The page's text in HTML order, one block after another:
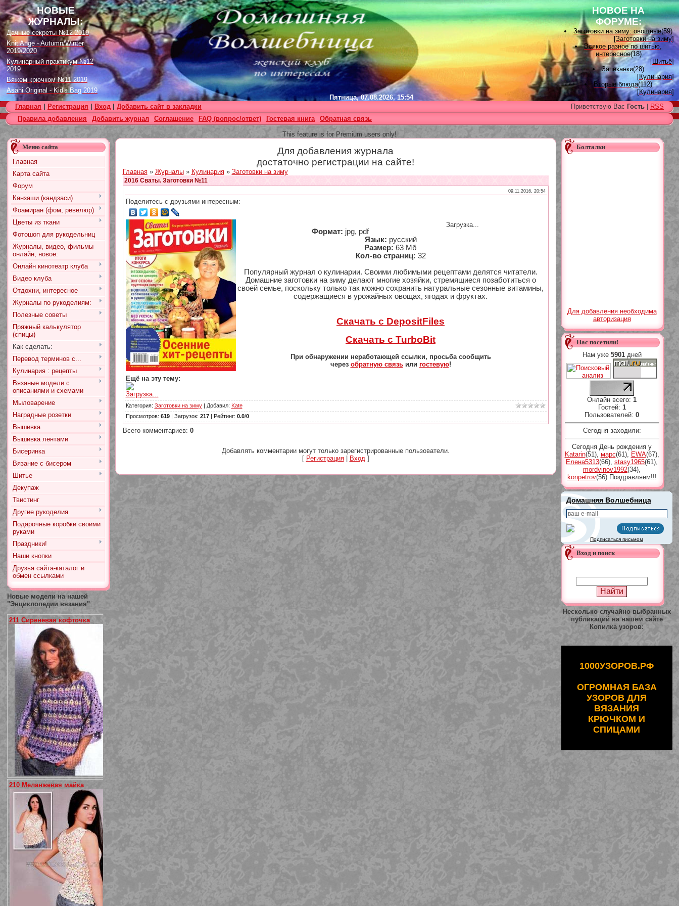
НОВЫЕ
ЖУРНАЛЫ:
Дачные секреты №12 2019
Knit Ange - Autumn/Winter
2019/2020
Кулинарный практикум №12
2019
Вяжем крючком №11 2019
Asahi Original - Kid's Bag 2019
Цветок. Спецвыпуск №4 2019
Designs in Machine Embroidery
№116 2019
Burda Örgü dergisi №2 2019
Loopy Mango Knitting: 34
Fashionable Pieces You Can
Make in a Day
Craft Stamper - January 2020
Пятница, 07.08.2026, 15:54
НОВОЕ НА
ФОРУМЕ:
Заготовки на зиму: овощные(59)
[Заготовки на зиму]
Всякое разное по шитью,
интересное(18)
[Шитьё]
Запеканки(28)
[Кулинария]
Вторые блюда(112)
[Кулинария]
Вышивка лентами(15)
[Вышивка лентами ]
Наградные розетки для
домашних питомцев, МК и
[Наградные розетки из атласной
ленты
Вяжем для детей(96)
Главная Регистрация Вход Добавить сайт в закладки Приветствую Вас Гость
RSS
Правила добавления
Добавить журнал Соглашение FAQ (вопрос/ответ) Гостевая книга Обратная связь
This feature is for Premium users only!
Меню сайта
Главная
Карта сайта
Форум
Канзаши (кандзаси)
Фоамиран (фом, ревелюр)
Цветы из ткани
Фотошоп для рукодельниц
Журналы, видео, фильмы
онлайн, новое:
Онлайн кинотеатр клуба
Видео клуба
Отдохни, интересное
Журналы по рукоделиям:
Полезные советы
Пряжный калькулятор
(спицы)
Как сделать:
Перевод терминов с...
Кулинария : рецепты
Вязаные модели с
описаниями и схемами
Мыловарение
Наградные розетки
Вышивка
Вышивка лентами
Бисеринка
Вязание с бисером
Шитье
Декупаж
Твистинг
Другие рукоделия
Подарочные коробки своими
руками
Праздники!
Наши кнопки
Друзья сайта-каталог и
обмен ссылками
Новые модели на нашей
"Энциклопедии вязания"
211 Сиреневая кофточка
210 Меланжевая майка
Для добавления журнала
достаточно регистрации на сайте!
Главная» Журналы» Кулинария» Заготовки на зиму
2016 Сваты. Заготовки №11
09.11.2016, 20:54
Поделитесь с друзьями интересным:
Загрузка...
Формат: jpg, pdf
Язык: русский
Размер: 63 Мб
Кол-во страниц: 32
Популярный журнал о кулинарии. Своими любимыми рецептами делятся читатели.
Домашние заготовки на зиму делают многие хозяйки, стремящиеся позаботиться о
своей семье, поскольку только так можно сохранить натуральные сезонные витамины,
содержащиеся в урожайных овощах, ягодах и фруктах.
Скачать с DepositFiles
Скачать с TurboBit
При обнаружении неработающей ссылки, просьба сообщить
через обратную связьили гостевую!
Ещё на эту тему:
Загрузка...
Категория: Заготовки на зиму| Добавил: Kate
Просмотров: 619| Загрузок: 217| Рейтинг: 0.0/0
Всего комментариев: 0
Добавлять комментарии могут только зарегистрированные пользователи.
[ Регистрация| Вход]
Болталки
Для добавления необходима
авторизация
Нас посетили!
Нам уже 5901дней
Онлайн всего: 1
Гостей: 1
Пользователей: 0
Сегодня заходили:
Сегодня День рождения у
Katarin(51), марс(61), EWA(67),
Елена5313(66) stasy1965(61)
mordvinov1992(34)
konpetrov(56)Поздравляем!!!
Домашняя Волшебница
Подписаться письмом
Вход и поиск
Несколько случайно выбранных
публикаций на нашем сайте
Копилка узоров:
1000УЗОРОВ.РФ
ОГРОМНАЯ БАЗА
УЗОРОВ ДЛЯ
ВЯЗАНИЯ
КРЮЧКОМ И
СПИЦАМИ